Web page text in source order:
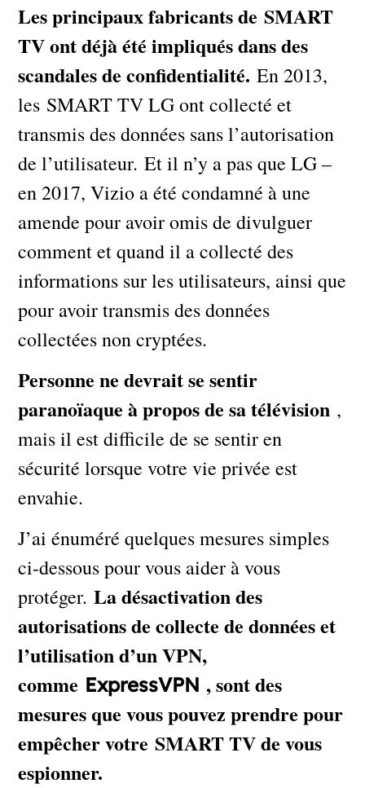
Les principaux fabricants de SMART
TV ont déjà été impliqués dans des
scandales de confidentialité.En 2013,
les SMART TV LG ont collecté et
transmis des données sans l’autorisation
de l’utilisateur. Et il n’y a pas que LG –
en 2017, Vizio a été condamné à une
amende pour avoir omis de divulguer
comment et quand il a collecté des
informations sur les utilisateurs, ainsi que
pour avoir transmis des données
collectées non cryptées.
Personne ne devrait se sentir
paranoïaque à propos de sa télévision ,
mais il est difficile de se sentir en
sécurité lorsque votre vie privée est
envahie.
J’ai énuméré quelques mesures simples
ci-dessous pour vous aider à vous
protéger.La désactivation des
autorisations de collecte de données et
l’utilisation d’un VPN,
comme ExpressVPN , sont des
mesures que vous pouvez prendre pour
empêcher votre SMART TV de vous
espionner.